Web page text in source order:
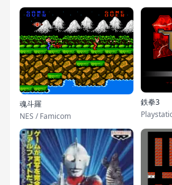
魂斗羅
NES / Famicom
鉄拳3